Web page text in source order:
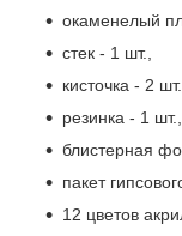
окаменелый
стек - 1 шт.,
кисточка - 2
резинка - 1 шт.,
блистерная
пакет
12 цветов